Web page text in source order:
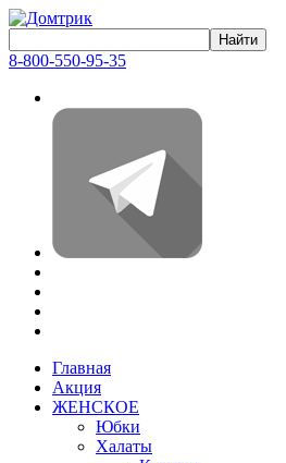
8-800-550-95-35
Главная
Акция
ЖЕНСКОЕ
Юбки
Халаты